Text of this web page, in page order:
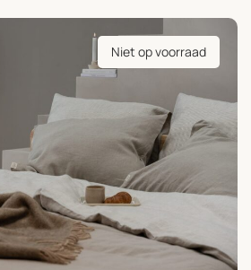
Niet op voorraad